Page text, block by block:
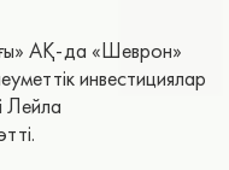
АҚ-да «Шеврон»
инвестициялар
Лейла